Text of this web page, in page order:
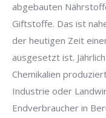
abgebauten
Giftstoffe. Das ist
der heutigen Zeit
ausgesetzt ist.
Chemikalien
Industrie oder
Endverbraucher in